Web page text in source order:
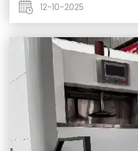
質を向上させるための秘密兵器
ーのインペラと内部流路、ト
ィなどです。これらの部品の
表面仕上げは、燃料噴霧効率、
度に直...
12-10-2025